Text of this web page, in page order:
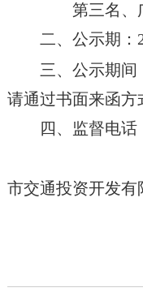
第三名、
二、公示期：
三、公示期间
请通过书面来函方
四、监督电话
市交通投资开发有